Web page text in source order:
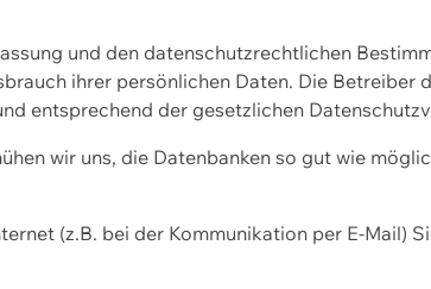
und den datenschutzrechtlichen
ihrer persönlichen Daten. Die
entsprechend der gesetzlichen
wir uns, die Datenbanken so gut wie
(z.B. bei der Kommunikation per E-Mail)